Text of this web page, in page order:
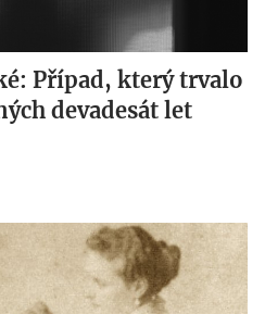
Případ, který trvalo
devadesát let